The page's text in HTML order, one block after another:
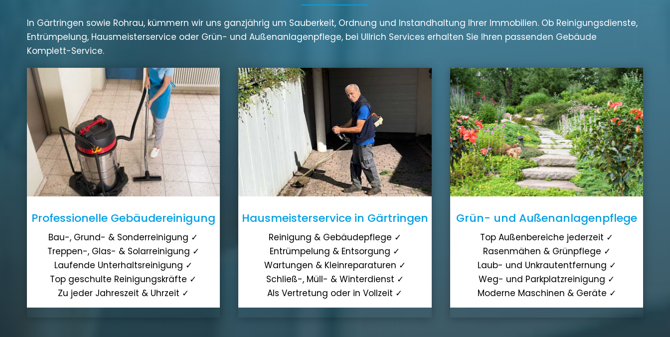
In Gärtringen sowie Rohrau, kümmern wir uns ganzjährig um Sauberkeit, Ordnung und Instandhaltung Ihrer Immobilien. Ob Reinigungsdienste,
Entrümpelung, Hausmeisterservice oder Grün- und Außenanlagenpflege, bei Ullrich Services erhalten Sie Ihren passenden Gebäude
Komplett-Service.
Professionelle Gebäudereinigung
Bau-, Grund- & Sonderreinigung ✓
Treppen-, Glas- & Solarreinigung ✓
Laufende Unterhaltsreinigung ✓
Top geschulte Reinigungskräfte ✓
Zu jeder Jahreszeit & Uhrzeit ✓
Hausmeisterservice in Gärtringen
Reinigung & Gebäudepflege ✓
Entrümpelung & Entsorgung ✓
Wartungen & Kleinreparaturen ✓
Schließ-, Müll- & Winterdienst ✓
Als Vertretung oder in Vollzeit ✓
Grün- und Außenanlagenpflege
Top Außenbereiche jederzeit ✓
Rasenmähen & Grünpflege ✓
Laub- und Unkrautentfernung ✓
Weg- und Parkplatzreinigung ✓
Moderne Maschinen & Geräte ✓